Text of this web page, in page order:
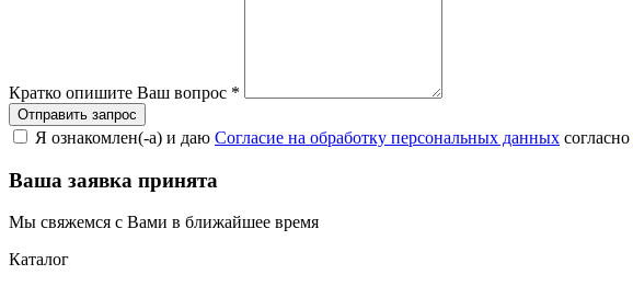
Кратко опишите Ваш вопрос *
Я ознакомлен(-а) и даю Согласие на обработку персональных данных согласно
Ваша заявка принята
Мы свяжемся с Вами в ближайшее время
Каталог